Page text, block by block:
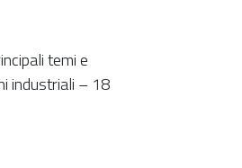
temi e
industriali – 18